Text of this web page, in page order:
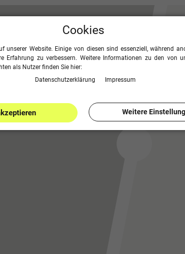
Cookies
unserer Website. Einige von diesen sind essenziell, während
Erfahrung zu verbessern. Weitere Informationen zu den von
als Nutzer finden Sie hier:
Daten­schutz­erklärung
Impressum
Weitere